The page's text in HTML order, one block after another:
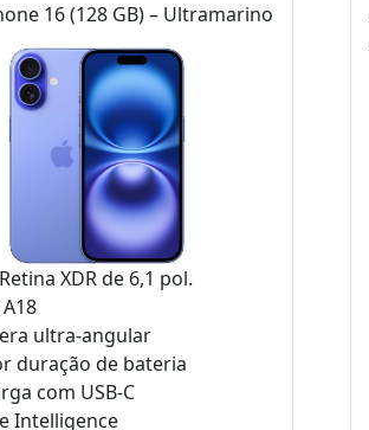
16 (128 GB) – Ultramarino
XDR de 6,1 pol.
ultra-angular
duração de bateria
com USB-C
Intelligence